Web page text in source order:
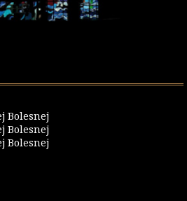
Bolesnej
Bolesnej
Bolesnej